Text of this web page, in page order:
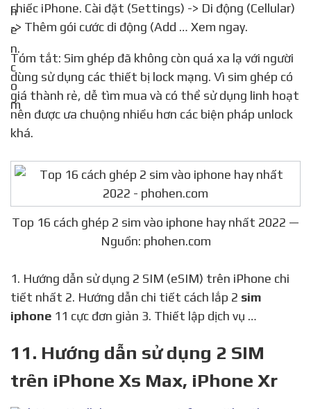
chiếc iPhone. Cài đặt (Settings) -> Di động (Cellular)
-> Thêm gói cước di động (Add … Xem ngay.
Tóm tắt: Sim ghép đã không còn quá xa lạ với người
dùng sử dụng các thiết bị lock mạng. Vì sim ghép có
giá thành rẻ, dễ tìm mua và có thể sử dụng linh hoạt
nên được ưa chuộng nhiều hơn các biện pháp unlock
khá.
Top 16 cách ghép 2 sim vào iphone hay nhất 2022 —
Nguồn: phohen.com
1. Hướng dẫn sử dụng 2 SIM (eSIM) trên iPhone chi
tiết nhất 2. Hướng dẫn chi tiết cách lắp 2 sim
iphone 11 cực đơn giản 3. Thiết lập dịch vụ …
11. Hướng dẫn sử dụng 2 SIM
trên iPhone Xs Max, iPhone Xr